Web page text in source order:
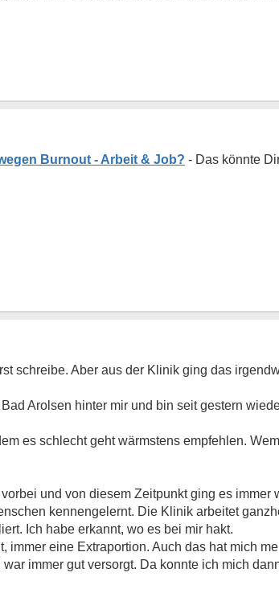
Burnout - Arbeit & Job?
schreibe. Aber aus der Klinik ging das
Arolsen hinter mir und bin seit gestern
es schlecht geht wärmstens empfehlen.
und von diesem Zeitpunkt ging es immer
kennengelernt. Die Klinik arbeitet
Ich habe erkannt, wo es bei mir hakt.
immer eine Extraportion. Auch das hat mich
immer gut versorgt. Da konnte ich mich